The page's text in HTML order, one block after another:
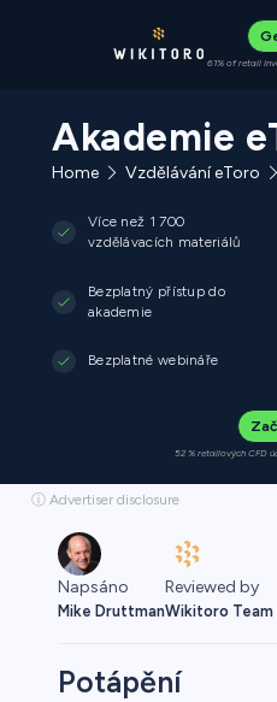
61% of retail
Akademie
Home Vzdělávání eToro
Více než 1 700
vzdělávacích materiálů
Bezplatný přístup do
akademie
Bezplatné webináře
52 % retailových CFD
ⓘ Advertiser disclosure
Napsáno
Mike Druttman
Reviewed by
Wikitoro Team
Potápění